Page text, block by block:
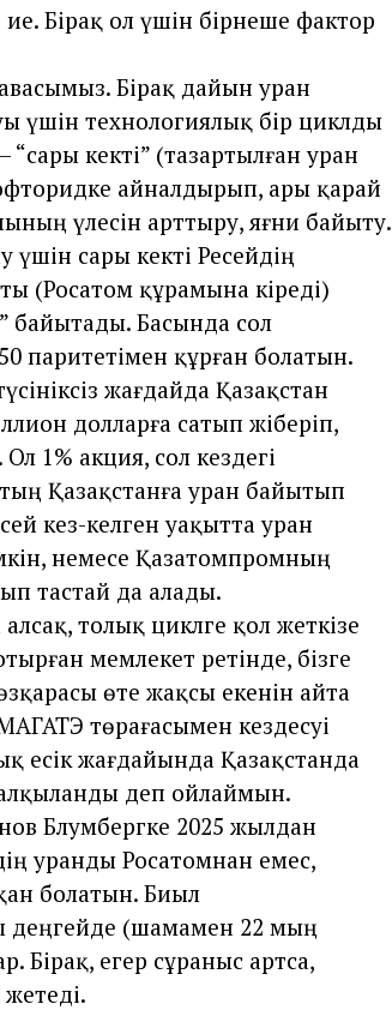
Бірақ ол үшін бірнеше фактор
Бірақ дайын уран
үшін технологиялық бір циклды
кекті” (тазартылған уран
айналдырып, ары қарай
үлесін арттыру, яғни байыту.
сары кекті Ресейдің
(Росатом құрамына кіреді)
байытады. Басында сол
паритетімен құрған болатын.
жағдайда Қазақстан
долларға сатып жіберіп,
1% акция, сол кездегі
Қазақстанға уран байытып
кез-келген уақытта уран
немесе Қазатомпромның
тастай да алады.
толық циклге қол жеткізе
мемлекет ретінде, бізге
өте жақсы екенін айта
төрағасымен кездесуі
есік жағдайында Қазақстанда
деп ойлаймын.
Блумбергке 2025 жылдан
уранды Росатомнан емес,
болатын. Биыл
деңгейде (шамамен 22 мың
Бірақ, егер сұраныс артса,